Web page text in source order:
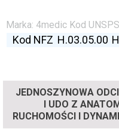
Marka: 4medic Kod
Kod NFZ H.03.05.00
JEDNOSZYNOWA
I UDO Z
RUCHOMOŚCI I